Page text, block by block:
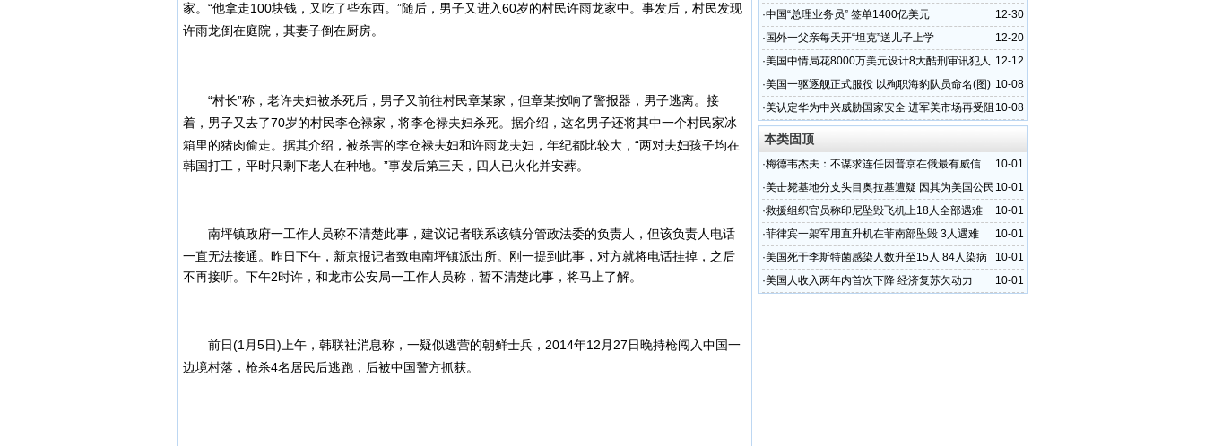
家。“他拿走100块钱，又吃了些东西。”随后，男子又进入60岁的村民许雨龙家中。事发后，村民发现
许雨龙倒在庭院，其妻子倒在厨房。
“村长”称，老许夫妇被杀死后，男子又前往村民章某家，但章某按响了警报器，男子逃离。接
着，男子又去了70岁的村民李仓禄家，将李仓禄夫妇杀死。据介绍，这名男子还将其中一个村民家冰
箱里的猪肉偷走。 据其介绍，被杀害的李仓禄夫妇和许雨龙夫妇，年纪都比较大，“两对夫妇孩子均在
韩国打工，平时只剩下老人在种地。”事发后第三天，四人已火化并安葬。
南坪镇政府一工作人员称不清楚此事，建议记者联系该镇分管政法委的负责人，但该负责人电话
一直无法接通。 昨日下午，新京报记者致电南坪镇派出所。刚一提到此事，对方就将电话挂掉，之后
不再接听。 下午2时许，和龙市公安局一工作人员称，暂不清楚此事，将马上了解。
前日(1月5日)上午，韩联社消息称，一疑似逃营的朝鲜士兵，2014年12月27日晚持枪闯入中国一
边境村落，枪杀4名居民后逃跑，后被中国警方抓获。
12-30
·中国“总理业务员” 签单1400亿美元
12-20
· 国外一父亲每天开“坦克”送儿子上学
12-12
·美国中情局花8000万美元设计8大酷刑审讯犯人
10-08
·美国一驱逐舰正式服役 以殉职海豹队员命名(图)
10-08
·美认定华为中兴威胁国家安全 进军美市场再受阻
本类固顶
10-01
·梅德韦杰夫：不谋求连任因普京在俄最有威信
10-01
·美击毙基地分支头目奥拉基遭疑 因其为美国公民
10-01
·救援组织官员称印尼坠毁飞机上18人全部遇难
10-01
·菲律宾一架军用直升机在菲南部坠毁 3人遇难
10-01
·美国死于李斯特菌感染人数升至15人 84人染病
10-01
·美国人收入两年内首次下降 经济复苏欠动力